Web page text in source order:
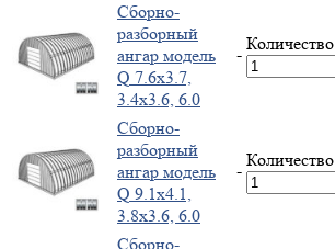
Cборно-
разборный
ангар модель
Q 7.6x3.7,
3.4x3.6, 6.0
-
Количество
Cборно-
разборный
ангар модель
Q 9.1x4.1,
3.8x3.6, 6.0
-
Количество
Cборно-